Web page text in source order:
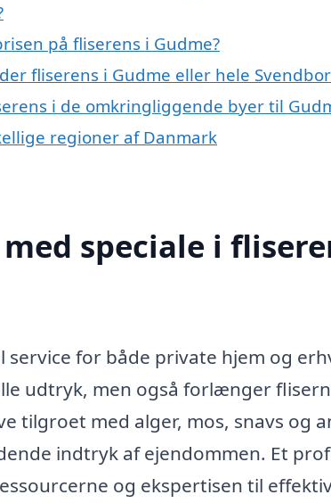
på fliserens i Gudme?
fliserens i Gudme eller hele
i de omkringliggende byer til
regioner af Danmark
speciale i
service for både private hjem og
udtryk, men også forlænger
tilgroet med alger, mos, snavs og
indtryk af ejendommen. Et
og ekspertisen til